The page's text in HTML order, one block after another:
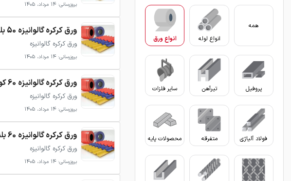
همه
انواع لوله
انواع ورق
پروفیل تیرآهن سایر فلزات
فولاد آلیاژی متفرقه محصولات پایه
بروزرسانی: 14 مرداد، 1405
ورق کرکره گالوانیزه 50 بلند
ورق کرکره گالوانیزه
بروزرسانی: 14 مرداد، 1405
ورق کرکره گالوانیزه 60 کوتاه
ورق کرکره گالوانیزه
بروزرسانی: 14 مرداد، 1405
ورق کرکره گالوانیزه 60 بلند
ورق کرکره گالوانیزه
بروزرسانی: 14 مرداد، 1405